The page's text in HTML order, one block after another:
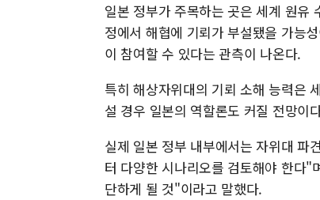
일본 정부가 주목하는 곳은 세계 원유
정에서 해협에 기뢰가 부설됐을 가능
이 참여할 수 있다는 관측이 나온다.
특히 해상자위대의 기뢰 소해 능력은
설 경우 일본의 역할론도 커질 전망이
실제 일본 정부 내부에서는 자위대 파
터 다양한 시나리오를 검토해야 한다"
단하게 될 것"이라고 말했다.